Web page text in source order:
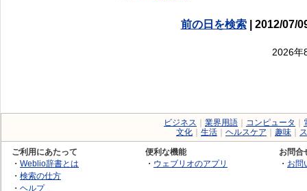
前の日を検索| 2012/07/
2026年
ビジネス 業界用語 コンピュータ
文化
生活 ヘルスケア 趣味
ご利用にあたって
・ Weblio辞書とは
・ 検索の仕方
・ ヘルプ
便利な機能
・ ウェブリオのアプリ
お問合
・ お問